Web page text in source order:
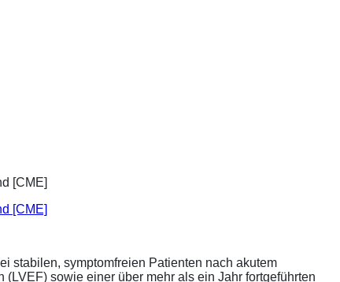
[CME]
stabilen, symptomfreien Patienten nach akutem
sowie einer über mehr als ein Jahr fortgeführten